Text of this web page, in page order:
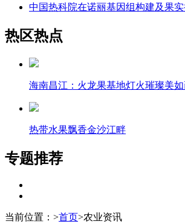
中国热科院在诺丽基因组构建及果
热区热点
海南昌江：火龙果基地灯火璀璨美
热带水果飘香金沙江畔
专题推荐
当前位置： >首页>农业资讯